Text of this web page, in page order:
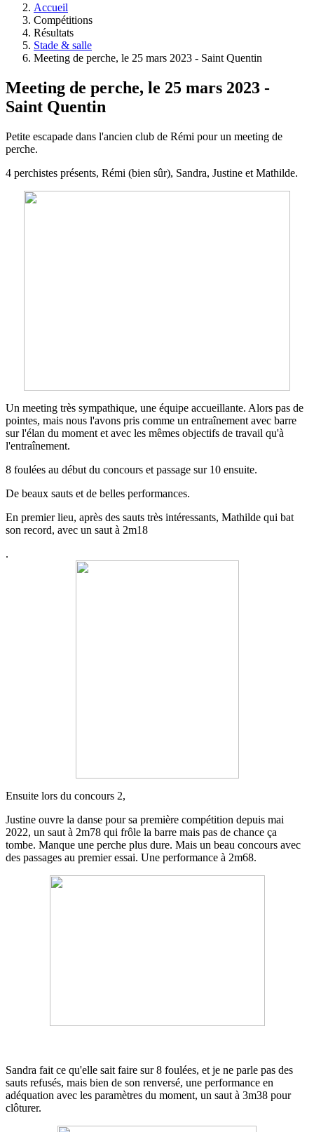
Accueil
Compétitions
Résultats
Stade & salle
Meeting de perche, le 25 mars 2023 - Saint Quentin
Meeting de perche, le 25 mars 2023 -
Saint Quentin
Petite escapade dans l'ancien club de Rémi pour un meeting de
perche.
4 perchistes présents, Rémi (bien sûr), Sandra, Justine et Mathilde.
Un meeting très sympathique, une équipe accueillante. Alors pas de
pointes, mais nous l'avons pris comme un entraînement avec barre
sur l'élan du moment et avec les mêmes objectifs de travail qu'à
l'entraînement.
8 foulées au début du concours et passage sur 10 ensuite.
De beaux sauts et de belles performances.
En premier lieu, après des sauts très intéressants, Mathilde qui bat
son record, avec un saut à 2m18
.
Ensuite lors du concours 2,
Justine ouvre la danse pour sa première compétition depuis mai
2022, un saut à 2m78 qui frôle la barre mais pas de chance ça
tombe. Manque une perche plus dure. Mais un beau concours avec
des passages au premier essai. Une performance à 2m68.
Sandra fait ce qu'elle sait faire sur 8 foulées, et je ne parle pas des
sauts refusés, mais bien de son renversé, une performance en
adéquation avec les paramètres du moment, un saut à 3m38 pour
clôturer.